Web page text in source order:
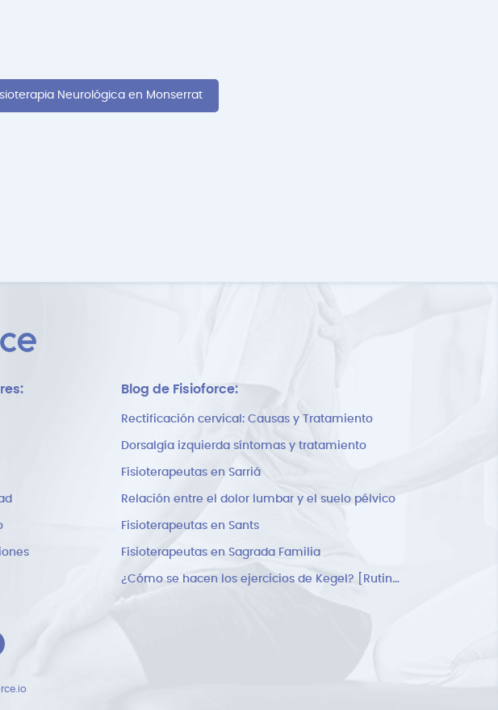
Neurológica en Monserrat
Blog de Fisioforce:
Rectificación cervical: Causas y Tratamiento
Dorsalgía izquierda síntomas y tratamiento
Fisioterapeutas en Sarriá
Relación entre el dolor lumbar y el suelo pélvico
Fisioterapeutas en Sants
Fisioterapeutas en Sagrada Familia
¿Cómo se hacen los ejercicios de Kegel? [Rutina]